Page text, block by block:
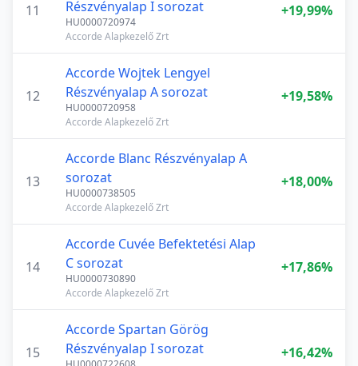
11
Részvényalap I sorozat
HU0000720974
Accorde Alapkezelő Zrt
+19,99%
12
Accorde Wojtek Lengyel
Részvényalap A sorozat
HU0000720958
Accorde Alapkezelő Zrt
+19,58%
13
Accorde Blanc Részvényalap A
sorozat
HU0000738505
Accorde Alapkezelő Zrt
+18,00%
14
Accorde Cuvée Befektetési Alap
C sorozat
HU0000730890
Accorde Alapkezelő Zrt
+17,86%
15
Accorde Spartan Görög
Részvényalap I sorozat
+16,42%